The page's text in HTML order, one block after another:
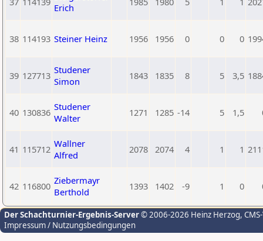
Erich
38 114193 Steiner Heinz 1956 1956 0 0 0
39 127713 Studener
Simon
1843 1835 8 5 3,5
40 130836 Studener
Walter
1271 1285 -14 5 1,5
41 115712 Wallner
Alfred
2078 2074 4 1 1
42 116800 Ziebermayr
Berthold
1393 1402 -9 1 0
Der Schachturnier-Ergebnis-Server© 2006-2026 Heinz Herzog,
Impressum / Nutzungsbedingungen